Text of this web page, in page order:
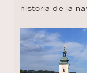
historia de la